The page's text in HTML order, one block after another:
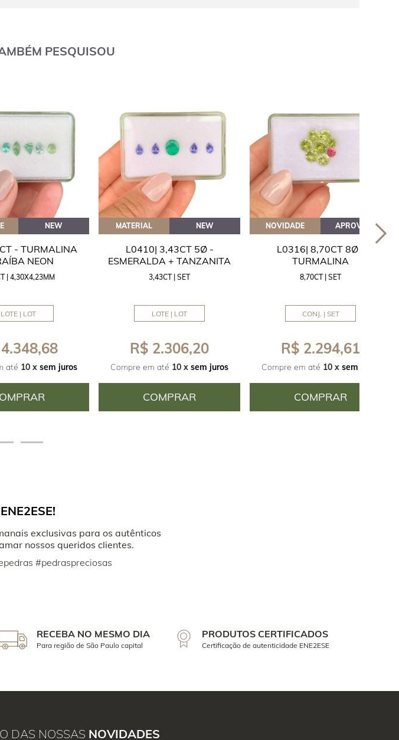
PESQUISOU
NEW
- TURMALINA
NEON
| 4,30X4,23MM
LOTE | LOT
até 10 x sem juros
MATERIAL NEW
L0410| 3,43CT 5Ø -
ESMERALDA + TANZANITA
3,43CT | SET
LOTE | LOT
R$ 2.306,20
Compre em até 10 x sem juros
COMPRAR
NOVIDADE APROVEITE
L0316| 8,70CT 8Ø -
TURMALINA
8,70CT | SET
CONJ. | SET
R$ 2.294,61
Compre em até 10 x sem juros
COMPRAR
exclusivas para os autênticos
nossos queridos clientes.
#pedraspreciosas
RECEBA NO MESMO DIA
Para região de São Paulo capital
PRODUTOS CERTIFICADOS
Certificação de autenticidade ENE2ESE
DAS NOSSAS NOVIDADES